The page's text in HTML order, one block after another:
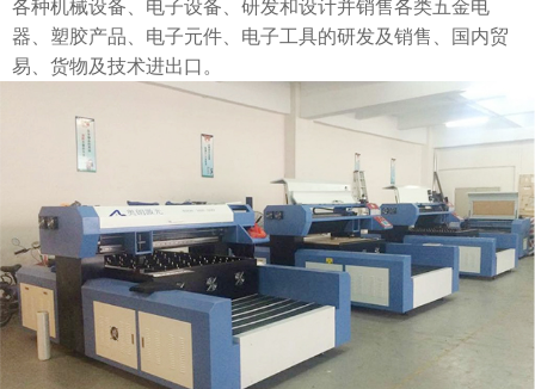
各种机械设备、电子设备、研发和设计并销售各类五金电
器、塑胶产品、电子元件、电子工具的研发及销售、国内贸
易、货物及技术进出口。